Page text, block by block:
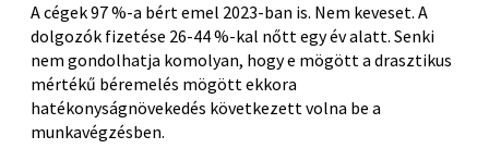
A cégek 97 %-a bért emel 2023-ban is. Nem keveset. A
dolgozók fizetése 26-44 %-kal nőtt egy év alatt. Senki
nem gondolhatja komolyan, hogy e mögött a drasztikus
mértékű béremelés mögött ekkora
hatékonyságnövekedés következett volna be a
munkavégzésben.